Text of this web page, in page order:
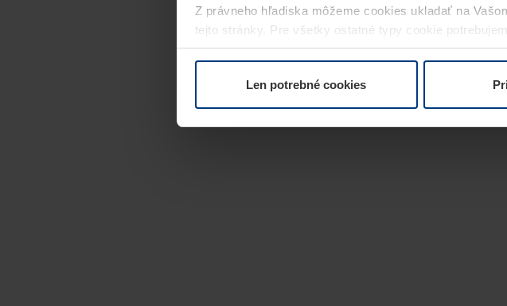
Z právneho hľadiska môžeme cookies ukladať na
tejto stránky. Pre všetky ostatné typy cookie
alebo odvolať vo vysvetlení cookie na stránke
Len potrebné cookies